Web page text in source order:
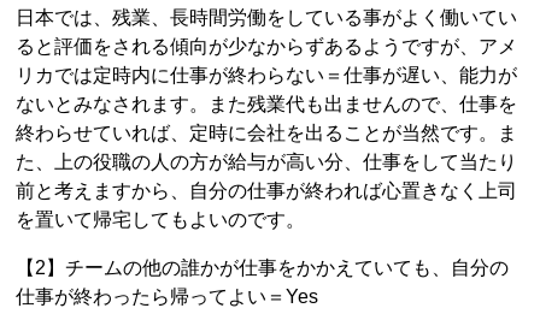
日本では、残業、長時間労働をしている事がよく働いてい
ると評価をされる傾向が少なからずあるようですが、アメ
リカでは定時内に仕事が終わらない＝仕事が遅い、能力が
ないとみなされます。また残業代も出ませんので、仕事を
終わらせていれば、定時に会社を出ることが当然です。ま
た、上の役職の人の方が給与が高い分、仕事をして当たり
前と考えますから、自分の仕事が終われば心置きなく上司
を置いて帰宅してもよいのです。
【2】チームの他の誰かが仕事をかかえていても、自分の
仕事が終わったら帰ってよい＝Yes